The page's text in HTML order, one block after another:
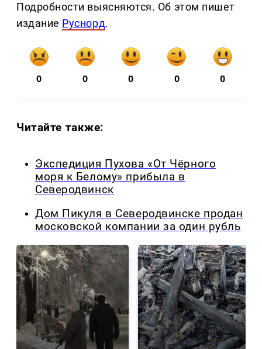
Подробности выясняются. Об этом пишет
издание Руснорд.
0 0 0 0 0
Читайте также:
Экспедиция Пухова «От Чёрного
моря к Белому» прибыла в
Северодвинск
Дом Пикуля в Северодвинске продан
московской компании за один рубль